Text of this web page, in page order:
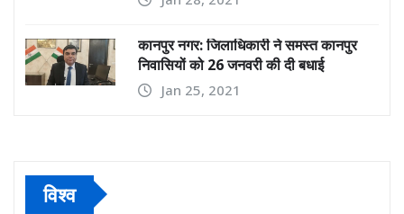
कानपुर नगर: जिलाधिकारी ने समस्त कानपुर
निवासियों को 26 जनवरी की दी बधाई
Jan 25, 2021
विश्व